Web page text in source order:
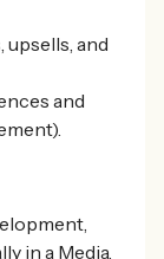
and
and
in a Media,